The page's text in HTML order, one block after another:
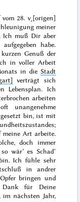
vom 28. v˖[origen]
meiner
Ich muß Dir aber
habe.
Genuß der
in voller Arbeit
in die Stadt
verträgt sich
Lebensplan. Ich
arbeiten
unangenehme
bin, ist mit
Art arbeite.
doch immer
wär’ es Schad’
Ich fühle sehr
in andrer
bringen und
für Deine
nächsten Jahr,